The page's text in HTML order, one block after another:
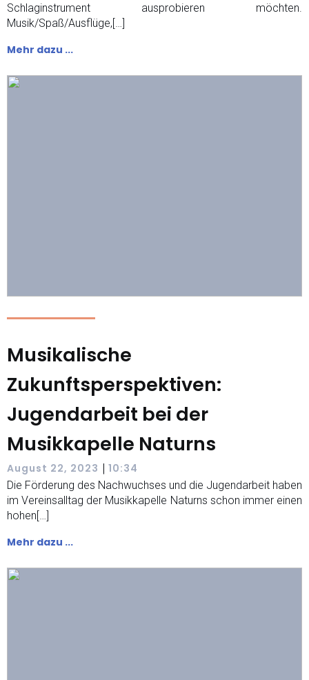
Schlaginstrument ausprobieren möchten.
Musik/Spaß/Ausflüge,[…]
Mehr dazu ...
Musikalische
Zukunftsperspektiven:
Jugendarbeit bei der
Musikkapelle Naturns
August 22, 2023 | 10:34
Die Förderung des Nachwuchses und die Jugendarbeit haben
im Vereinsalltag der Musikkapelle Naturns schon immer einen
hohen[…]
Mehr dazu ...